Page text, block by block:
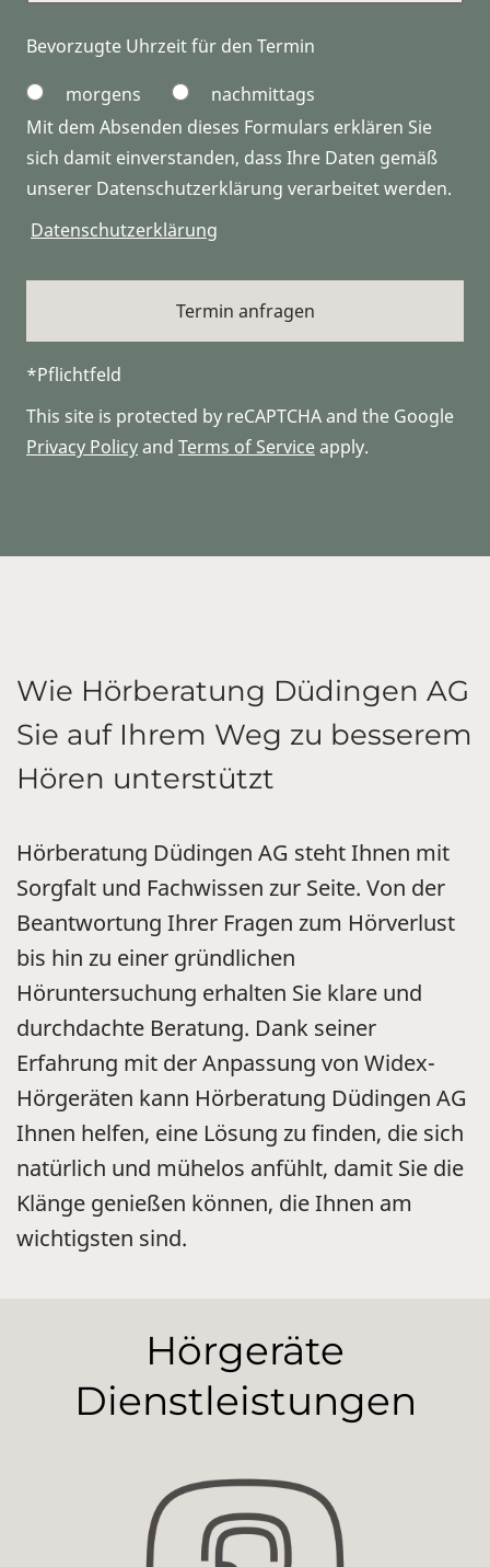
Bevorzugte Uhrzeit für den Termin
morgens
nachmittags
Mit dem Absenden dieses Formulars erklären Sie
sich damit einverstanden, dass Ihre Daten gemäß
unserer Datenschutzerklärung verarbeitet werden.
Datenschutzerklärung
*Pflichtfeld
This site is protected by reCAPTCHA and the Google
Privacy Policyand Terms of Serviceapply.
Wie Hörberatung Düdingen AG
Sie auf Ihrem Weg zu besserem
Hören unterstützt
Hörberatung Düdingen AG steht Ihnen mit
Sorgfalt und Fachwissen zur Seite. Von der
Beantwortung Ihrer Fragen zum Hörverlust
bis hin zu einer gründlichen
Höruntersuchung erhalten Sie klare und
durchdachte Beratung. Dank seiner
Erfahrung mit der Anpassung von Widex-
Hörgeräten kann Hörberatung Düdingen AG
Ihnen helfen, eine Lösung zu finden, die sich
natürlich und mühelos anfühlt, damit Sie die
Klänge genießen können, die Ihnen am
wichtigsten sind.
Hörgeräte
Dienstleistungen